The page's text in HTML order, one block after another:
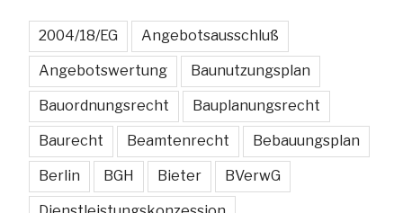
Präferenzen
ausgewählt
werden“
2004/18/EG Angebotsausschluß
Angebotswertung Baunutzungsplan
Bauordnungsrecht Bauplanungsrecht
Baurecht Beamtenrecht Bebauungsplan
Berlin BGH Bieter BVerwG